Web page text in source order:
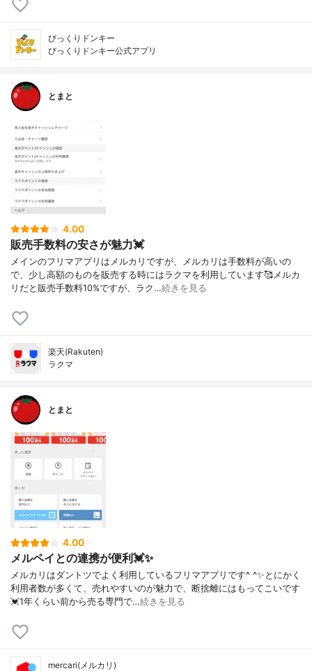
びっくりドンキー
びっくりドンキー公式アプリ
とまと
4.00
販売手数料の安さが魅力💓
メインのフリマアプリはメルカリですが、メルカリは手数料が高いの
で、少し高額のものを販売する時にはラクマを利用しています🥰メルカ
リだと販売手数料10%ですが、ラク…続きを見る
楽天(Rakuten)
ラクマ
とまと
4.00
メルペイとの連携が便利💓✨
メルカリはダントツでよく利用しているフリマアプリです^ ^✨とにかく
利用者数が多くて、売れやすいのが魅力で、断捨離にはもってこいです
💓1年くらい前から売る専門で…続きを見る
mercari(メルカリ)